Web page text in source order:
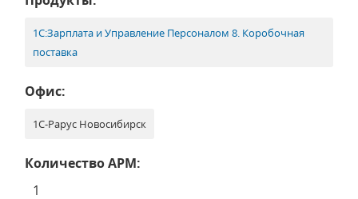
1С:Зарплата и Управление Персоналом 8. Коробочная
поставка
Офис:
1С-Рарус Новосибирск
Количество АРМ:
1